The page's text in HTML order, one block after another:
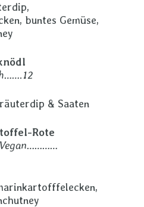
buntes Gemüse,
& Saaten
Rote
Vegan…………